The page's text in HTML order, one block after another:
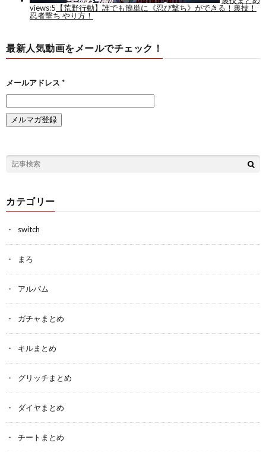
最新人気動画をメールでチェック！
メールアドレス *
カテゴリー
switch
まろ
アルバム
ガチャまとめ
キルまとめ
グリッチまとめ
ダイヤまとめ
チートまとめ